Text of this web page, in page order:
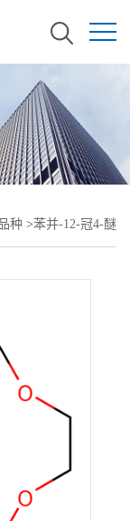
种 >苯并-12-冠4-醚